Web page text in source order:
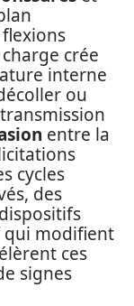
crée
interne
ou
entre la
cycles
des
qui modifient
ces
signes